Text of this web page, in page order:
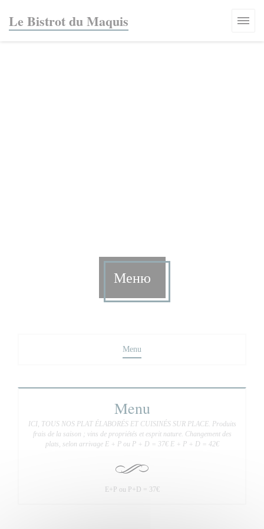
Le Bistrot du Maquis
Меню
Menu
Menu
ICI, TOUS NOS PLAT ÉLABORÉS ET CUISINÉS SUR PLACE. Produits
frais de la saison ; vins de propriétés et esprit nature. Changement des
plats, selon arrivage E + P ou P + D = 37€ E + P + D = 42€
E+P ou P+D = 37€